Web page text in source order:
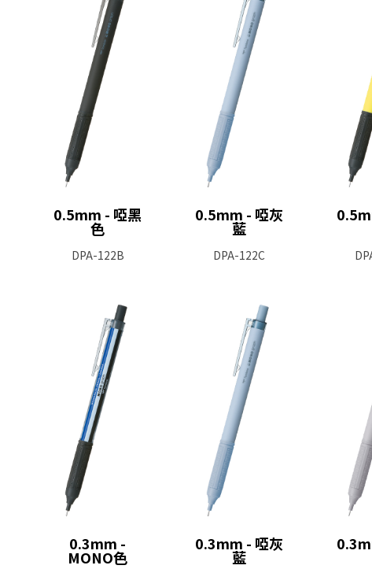
0.5mm - 啞黑
色
DPA-122B
0.5mm - 啞灰
藍
DPA-122C
0.3mm -
MONO色
0.3mm - 啞灰
藍